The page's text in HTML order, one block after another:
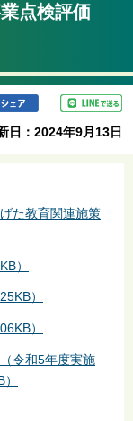
点検評価
日：2024年9月13日
た教育関連施策
）
）
）
令和5年度実施